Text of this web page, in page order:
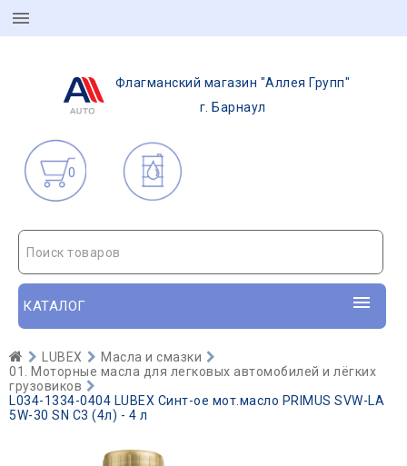
Флагманский магазин "Аллея Групп"
г. Барнаул
0
Поиск товаров
КАТАЛОГ
LUBEX
Масла и смазки
01. Моторные масла для легковых автомобилей и лёгких
грузовиков
L034-1334-0404 LUBEX Синт-ое мот.масло PRIMUS SVW-LA
5W-30 SN C3 (4л) - 4 л